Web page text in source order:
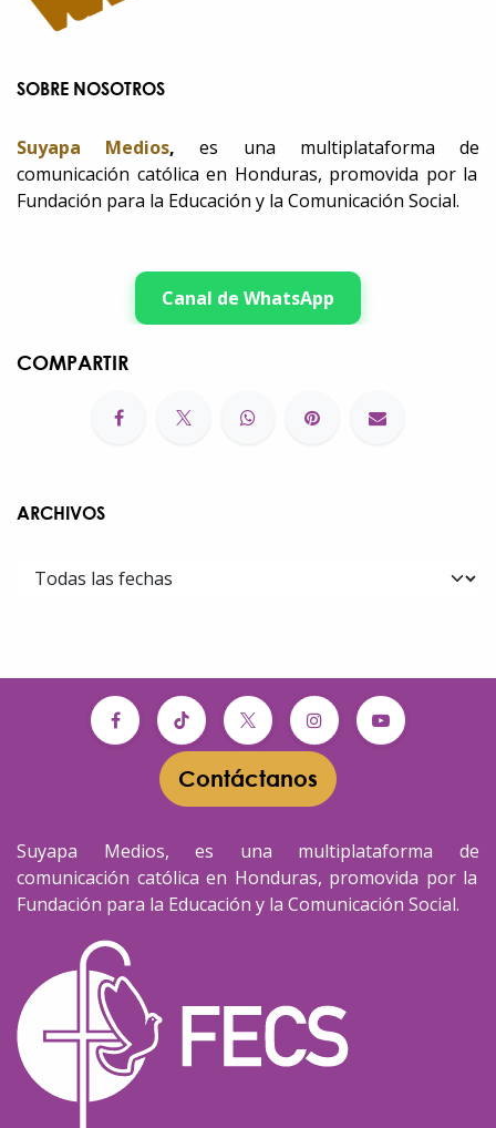
SOBRE NOSOTROS
Suyapa Medios, es una multiplataforma de
comunicación católica en Honduras, promovida por la
Fundación para la Educación y la Comunicación Social.
Canal de WhatsApp
COMPARTIR
ARCHIVOS
Contáctanos​​
Suyapa Medios, es una multiplataforma de
comunicación católica en Honduras, promovida por la
Fundación para la Educación y la Comunicación Social.